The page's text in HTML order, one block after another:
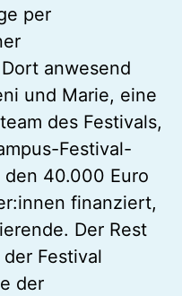
per
anwesend
und Marie, eine
des Festivals,
Festival-
40.000 Euro
finanziert,
Der Rest
Festival
der